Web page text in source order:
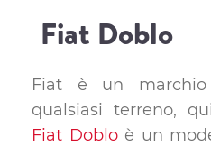
Fiat Doblo
Fiat è un
qualsiasi terreno,
Fiat Dobloè un